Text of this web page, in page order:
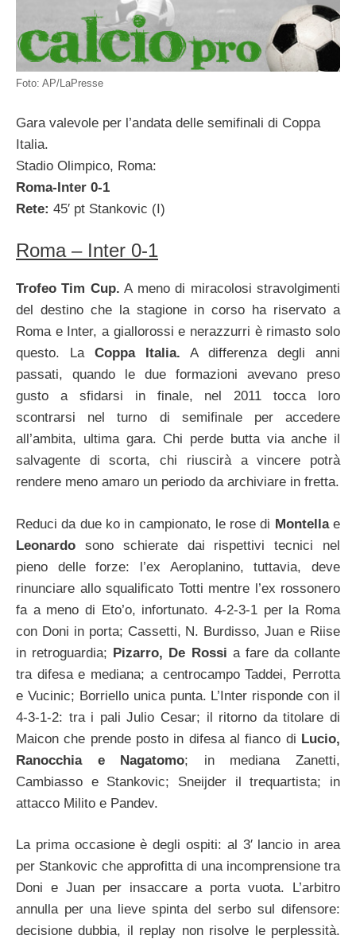
Foto: AP/LaPresse
Gara valevole per l’andata delle semifinali di Coppa
Italia.
Stadio Olimpico, Roma:
Roma-Inter 0-1
Rete: 45′ pt Stankovic (I)
Roma – Inter 0-1
Trofeo Tim Cup. A meno di miracolosi stravolgimenti
del destino che la stagione in corso ha riservato a
Roma e Inter, a giallorossi e nerazzurri è rimasto solo
questo. La Coppa Italia. A differenza degli anni
passati, quando le due formazioni avevano preso
gusto a sfidarsi in finale, nel 2011 tocca loro
scontrarsi nel turno di semifinale per accedere
all’ambita, ultima gara. Chi perde butta via anche il
salvagente di scorta, chi riuscirà a vincere potrà
rendere meno amaro un periodo da archiviare in fretta.
Reduci da due ko in campionato, le rose di Montellae
Leonardo sono schierate dai rispettivi tecnici nel
pieno delle forze: l’ex Aeroplanino, tuttavia, deve
rinunciare allo squalificato Totti mentre l’ex rossonero
fa a meno di Eto’o, infortunato. 4-2-3-1 per la Roma
con Doni in porta; Cassetti, N. Burdisso, Juan e Riise
in retroguardia; Pizarro, De Rossi a fare da collante
tra difesa e mediana; a centrocampo Taddei, Perrotta
e Vucinic; Borriello unica punta. L’Inter risponde con il
4-3-1-2: tra i pali Julio Cesar; il ritorno da titolare di
Maicon che prende posto in difesa al fianco di Lucio,
Ranocchia e Nagatomo; in mediana Zanetti,
Cambiasso e Stankovic; Sneijder il trequartista; in
attacco Milito e Pandev.
La prima occasione è degli ospiti: al 3′ lancio in area
per Stankovic che approfitta di una incomprensione tra
Doni e Juan per insaccare a porta vuota. L’arbitro
annulla per una lieve spinta del serbo sul difensore:
decisione dubbia, il replay non risolve le perplessità.